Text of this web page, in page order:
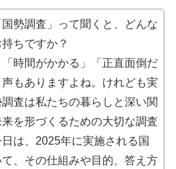
勢調査」って聞くと、どんな
ちですか？
「時間がかかる」「正直面倒だ
もありますよね。けれども実
査は私たちの暮らしと深い関
を形づくるための大切な調査
は、2025年に実施される国
、その仕組みや目的、答え方